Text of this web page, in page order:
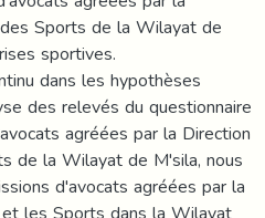
Sports de la Wilayat de
sportives.
dans les hypothèses
des relevés du questionnaire
agréées par la Direction
de la Wilayat de M'sila, nous
d'avocats agréées par la